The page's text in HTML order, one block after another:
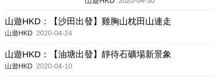
山遊HKD：【沙田出發】雞胸山枕田山連走
山遊HKD 2020-04-24
山遊HKD：【油塘出發】靜待石礦場新景象
山遊HKD 2020-04-10